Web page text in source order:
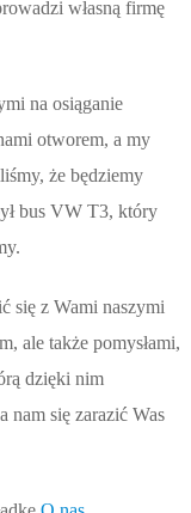
własną firmę
na osiąganie
otworem, a my
że będziemy
bus VW T3, który
się z Wami naszymi
ale także pomysłami,
dzięki nim
nam się zarazić Was